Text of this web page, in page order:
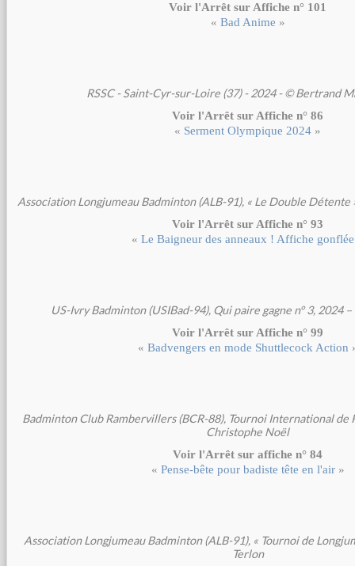
Voir l'Arrêt sur Affiche n° 101
« Bad Anime »
RSSC - Saint-Cyr-sur-Loire (37) - 2024 - © Bertrand
Voir l'Arrêt sur Affiche n° 86
« Serment Olympique 2024 »
Association Longjumeau Badminton (ALB-91), « Le Double Détente
Voir l'Arrêt sur Affiche n° 93
« Le Baigneur des anneaux ! Affiche gonflée
US-Ivry Badminton (USIBad-94), Qui paire gagne n° 3, 2024
Voir l'Arrêt sur Affiche n° 99
« Badvengers en mode Shuttlecock Action
Badminton Club Rambervillers (BCR-88), Tournoi International
Christophe Noël
Voir l'Arrêt sur affiche n° 84
« Pense-bête pour badiste tête en l'air »
Association Longjumeau Badminton (ALB-91), « Tournoi de
Terlon